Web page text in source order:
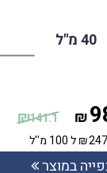
40 מ''ל
₪
141.1
₪
₪ל 100 מ''ל
במוצר